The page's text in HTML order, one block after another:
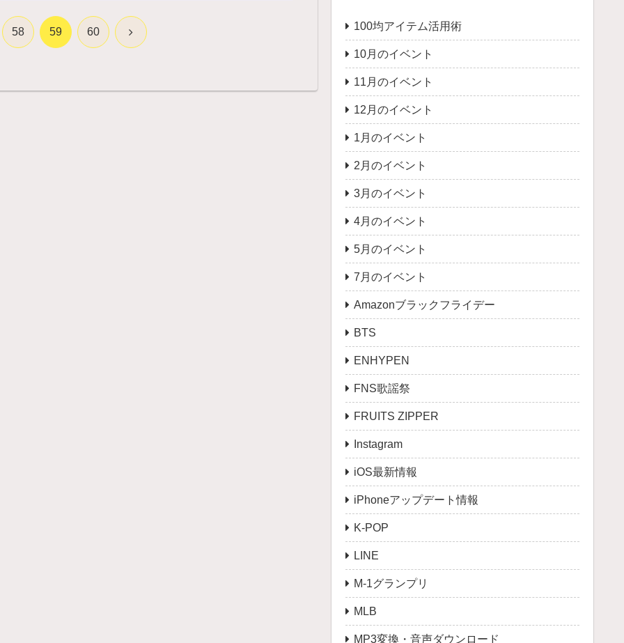
58 59 60 次 100均アイテム活用術
10月のイベント
11月のイベント
12月のイベント
1月のイベント
2月のイベント
3月のイベント
4月のイベント
5月のイベント
7月のイベント
Amazonブラックフライデー
BTS
ENHYPEN
FNS歌謡祭
FRUITS ZIPPER
Instagram
iOS最新情報
iPhoneアップデート情報
K-POP
LINE
M-1グランプリ
MLB
MP3変換・音声ダウンロード